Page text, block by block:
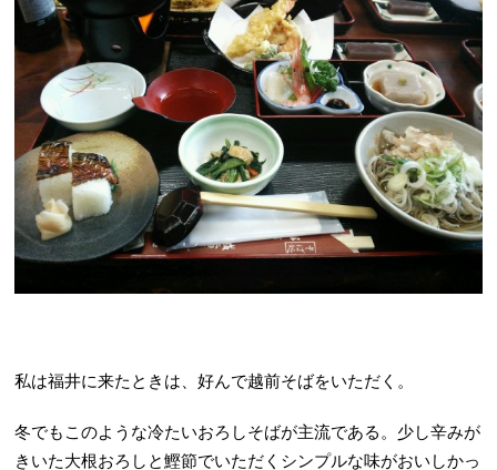
私は福井に来たときは、好んで越前そばをいただく。
冬でもこのような冷たいおろしそばが主流である。少し辛みが
きいた大根おろしと鰹節でいただくシンプルな味がおいしかっ